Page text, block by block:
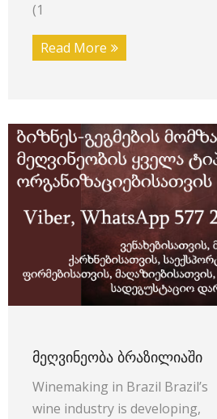
(1
Read More
ᲛᲔᲦᲕᲘᲜᲔᲝᲑᲐ ᲑᲠᲐᲖᲘᲚᲘᲐᲨᲘ
Winemaking in Brazil Brazil’s
wine industry is developing,